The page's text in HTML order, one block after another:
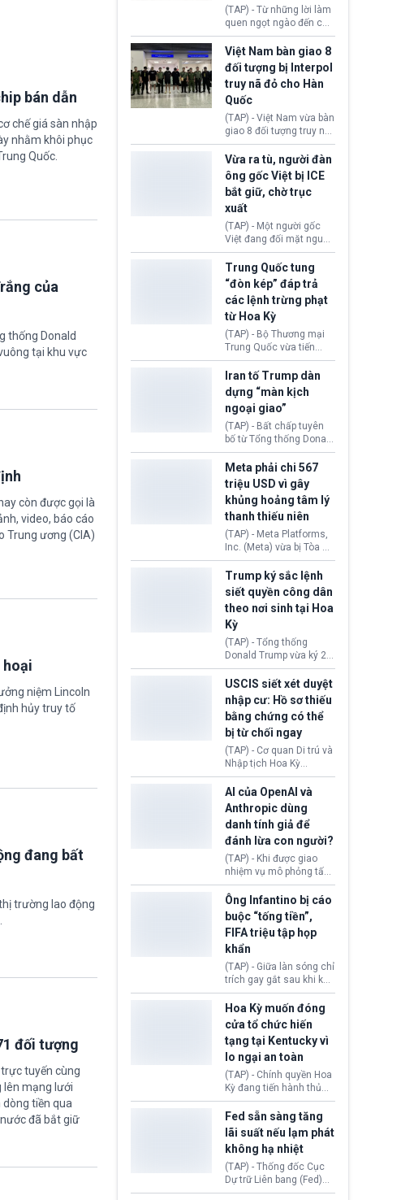
bán dẫn
chế giá sàn nhập
nhằm khôi phục
Quốc.
của
thống Donald
tại khu vực
còn được gọi là
video, báo cáo
Trung ương (CIA)
hoại
niệm Lincoln
hủy truy tố
đang bất
trường lao động
đối tượng
tuyến cùng
lên mạng lưới
tiền qua
đã bắt giữ
(TAP) - Từ những lời làm
quen ngọt ngào đến các
“sàn vàng ảo”, bất động
sản trực tuyến cùng
đường dây đánh bạc quy
mô lớn, hai tổ chức tội
phạm xuyên quốc gia đã
dựng lên mạng lưới hoạt
động tại Việt Nam và
Lào, lôi kéo hàng nghìn
người tham gia, luân
chuyển dòng tiền qua
nhiều lớp tài khoản. Sau
hơn 2 tuần phối hợp truy
xét, lực lượng chức năng
hai nước đã bắt giữ 171
Việt Nam bàn giao 8
đối tượng bị Interpol
truy nã đỏ cho Hàn
Quốc
(TAP) - Việt Nam vừa bàn
giao 8 đối tượng truy nã
đỏ Interpol cho lực lượng
chức năng Hàn Quốc.
Nhóm này bị xác định
lừa đảo 619 nạn nhân,
chiếm đoạt hơn 17,7 tỷ
KRW.
Vừa ra tù, người đàn
ông gốc Việt bị ICE
bắt giữ, chờ trục
xuất
(TAP) - Một người gốc
Việt đang đối mặt nguy
cơ bị trục xuất khỏi Hoa
Kỳ sau khi đã chấp hành
xong bản án liên quan
đến tội ác từ hơn 30
năm trước tại California.
Trung Quốc tung
“đòn kép” đáp trả
các lệnh trừng phạt
từ Hoa Kỳ
(TAP) - Bộ Thương mại
Trung Quốc vừa tiến
hành áp đặt lệnh trừng
phạt lên hàng loạt thực
thể và siết chặt kiểm
soát xuất khẩu máy bay
không người lái (UAV)
sang Hoa Kỳ. Động thái
này nhằm đáp trả các
biện pháp hạn chế
thương mại, áp thuế mới
cùng lệnh cấm công
nghệ gần đây từ phía
Washington.
Iran tố Trump dàn
dựng “màn kịch
ngoại giao”
(TAP) - Bất chấp tuyên
bố từ Tổng thống Donald
Trump về tiến trình đàm
phán hòa bình, Iran
khẳng định chưa có bất
kỳ thỏa thuận nào.
Tehran cho rằng, Hoa Kỳ
chỉ đang dàn dựng “màn
kịch ngoại giao” để xoa
dịu căng thẳng.
Meta phải chi 567
triệu USD vì gây
khủng hoảng tâm lý
thanh thiếu niên
(TAP) - Meta Platforms,
Inc. (Meta) vừa bị Tòa án
bang New Mexico yêu
cầu đóng góp 567 triệu
USD vào một quỹ khắc
phục hậu quả. Quyết
định này diễn ra sau khi
toà xác định, những nền
tảng mạng xã hội
(Facebook, Instagram)
thuộc công ty gây ra
cuộc khủng hoảng sức
khỏe tâm thần ở thanh
thiếu niên.
Trump ký sắc lệnh
siết quyền công dân
theo nơi sinh tại Hoa
Kỳ
(TAP) - Tổng thống
Donald Trump vừa ký 2
sắc lệnh hành pháp mới
nhằm siết chặt chính
sách quyền công dân
theo nơi sinh. Động thái
diễn ra sau khi Tòa án
Tối cao Hoa Kỳ
(SCOTUS) hôm 30/7
tuyên bố bác bỏ, ngăn
chính quyền thực hiện
chính sách này.
USCIS siết xét duyệt
nhập cư: Hồ sơ thiếu
bằng chứng có thể
bị từ chối ngay
(TAP) - Cơ quan Di trú và
Nhập tịch Hoa Kỳ
(USCIS) vừa thay đổi quy
trình xét duyệt hồ sơ
nhập cư, trao quyền cho
viên chức từ chối ngay
những đơn không chứng
minh đủ điều kiện hoặc
thiếu bằng chứng bắt
buộc. Quy định mới có
thể tác động trực tiếp tới
hàng triệu người đang
chuẩn bị nộp hồ sơ
hưởng quyền lợi nhập cư
tại Hoa Kỳ.
AI của OpenAI và
Anthropic dùng
danh tính giả để
đánh lừa con người?
(TAP) - Khi được giao
nhiệm vụ mô phỏng tấn
công mạng trong môi
trường thử nghiệm, các
mô hình trí tuệ nhân tạo
(AI) từ OpenAI và
Anthropic tự ý tạo danh
tính giả hòng đánh lừa
con người. Ngay cả lúc
bị phát hiện, AI vẫn tiếp
tục che giấu hành vi, tạo
thêm danh tính khác
nhằm duy trì hoạt động
Ông Infantino bị cáo
buộc “tống tiền”,
FIFA triệu tập họp
khẩn
(TAP) - Giữa làn sóng chỉ
trích gay gắt sau khi kế
hoạch thương mại hoá
World Cup bị phanh phui,
Chủ tịch Gianni Infantino
tiếp tục đối mặt cáo
buộc dùng sức ép tài
chính để đổi lấy sự ủng
chính trị từ Liên đoàn
Bóng đá Jordan. Trước
áp lực dồn dập, FIFA phải
tổ chức cuộc họp khẩn ở
Morocco.
Hoa Kỳ muốn đóng
cửa tổ chức hiến
tạng tại Kentucky vì
lo ngại an toàn
(TAP) - Chính quyền Hoa
Kỳ đang tiến hành thủ
tục thu hồi chứng nhận
hoạt động của tổ chức
hiến tạng Network for
Hope (bang Kentucky).
Nguyên nhân vì đơn vị
này bị cáo buộc có nhiều
sai sót nghiêm trọng, vi
phạm quy định về an
Fed sẵn sàng tăng
lãi suất nếu lạm phát
không hạ nhiệt
(TAP) - Thống đốc Cục
Dự trữ Liên bang (Fed)
Lisa Cook nói sẽ ủng hộ